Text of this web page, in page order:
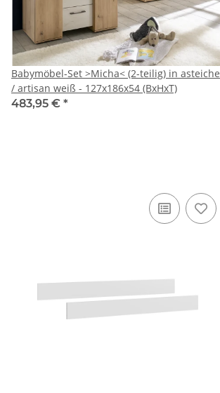
Babymöbel-Set >Micha< (2-teilig) in asteiche
/ artisan weiß - 127x186x54 (BxHxT)
483,95 € *